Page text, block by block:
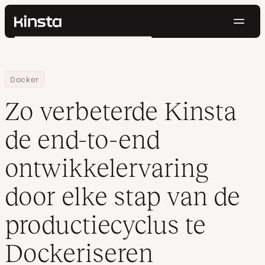
Kinsta®
Contact
Zoeken
Home
Hulpbronnen
Blog
Docker
Zo verbeterde Kinsta de end-to-end ontwikkelervaring door
Zo verbeterde Kinsta
de end-to-end
ontwikkelervaring
door elke stap van de
productiecyclus te
Dockeriseren